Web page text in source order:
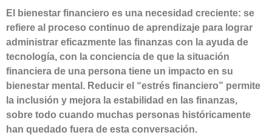
El bienestar financiero es una necesidad creciente: se
refiere al proceso continuo de aprendizaje para lograr
administrar eficazmente las finanzas con la ayuda de
tecnología, con la conciencia de que la situación
financiera de una persona tiene un impacto en su
bienestar mental. Reducir el “estrés financiero” permite
la inclusión y mejora la estabilidad en las finanzas,
sobre todo cuando muchas personas históricamente
han quedado fuera de esta conversación.